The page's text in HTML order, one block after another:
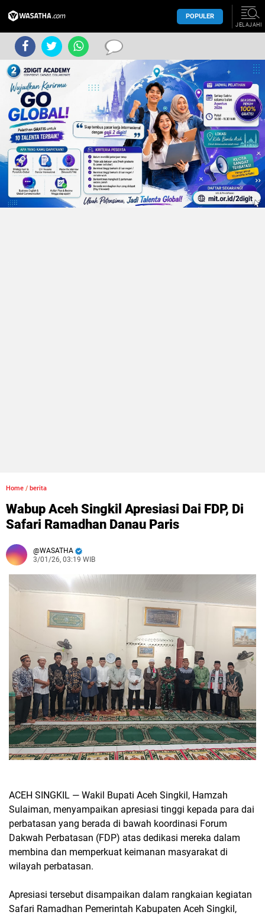
POPULER
JELAJAHI
Home / berita
Wabup Aceh Singkil Apresiasi Dai FDP, Di
Safari Ramadhan Danau Paris
WASATHA
3/01/26, 03:19 WIB
ACEH SINGKIL — Wakil Bupati Aceh Singkil, Hamzah
Sulaiman, menyampaikan apresiasi tinggi kepada para dai
perbatasan yang berada di bawah koordinasi Forum
Dakwah Perbatasan (FDP) atas dedikasi mereka dalam
membina dan memperkuat keimanan masyarakat di
wilayah perbatasan.
Apresiasi tersebut disampaikan dalam rangkaian kegiatan
Safari Ramadhan Pemerintah Kabupaten Aceh Singkil,